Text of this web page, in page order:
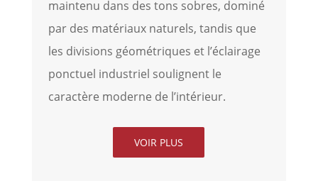
maintenu dans des tons sobres, dominé
par des matériaux naturels, tandis que
les divisions géométriques et l’éclairage
ponctuel industriel soulignent le
caractère moderne de l’intérieur.
VOIR PLUS